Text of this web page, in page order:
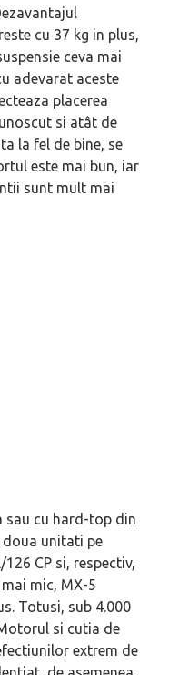
cu 37 kg in plus,
ceva mai
adevarat aceste
placerea
si atât de
la fel de bine, se
este mai bun, iar
sunt mult mai
sau cu hard-top din
unitati pe
CP si, respectiv,
mic, MX-5
Totusi, sub 4.000
si cutia de
extrem de